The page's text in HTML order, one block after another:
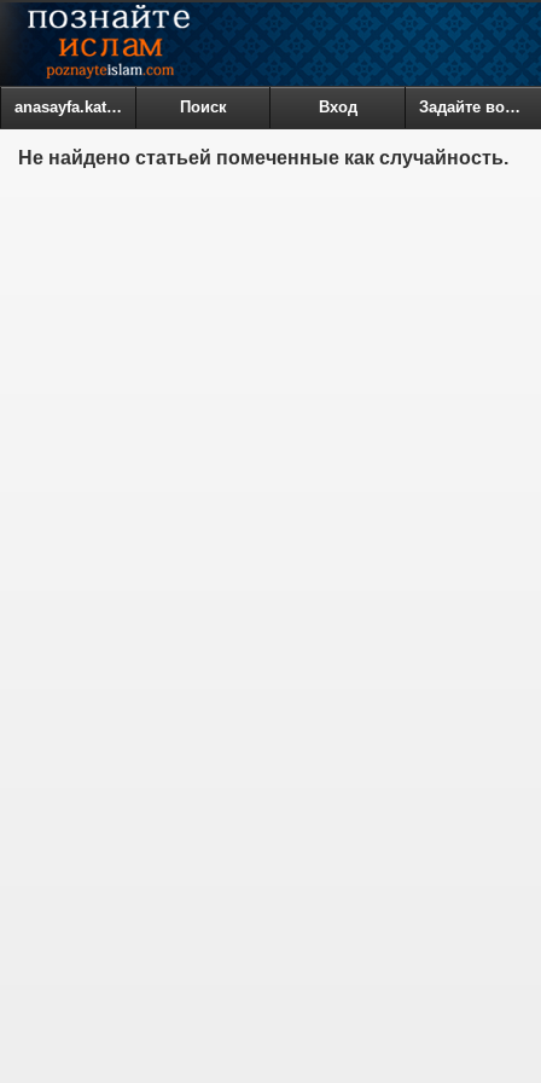
anasayfa.kategoriler Поиск Вход Задайте вопрос
Не найдено статьей помеченные как случайность.